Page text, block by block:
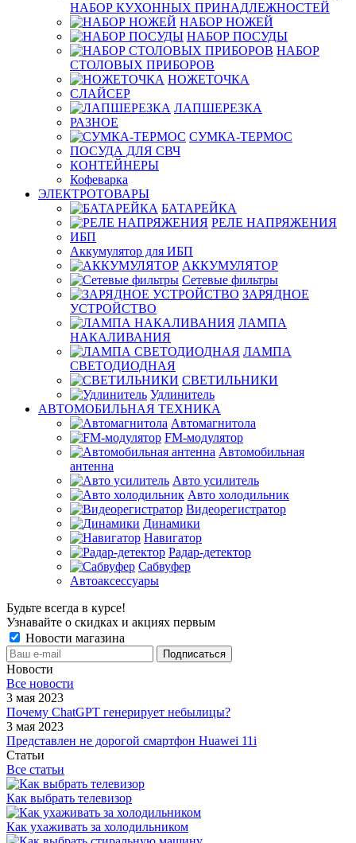
НАБОР КУХОННЫХ ПРИНАДЛЕЖНОСТЕЙ
НАБОР НОЖЕЙ
НАБОР ПОСУДЫ
НАБОР
СТОЛОВЫХ ПРИБОРОВ
НОЖЕТОЧКА
СЛАЙСЕР
ЛАПШЕРЕЗКА
РАЗНОЕ
СУМКА-ТЕРМОС
ПОСУДА ДЛЯ СВЧ
КОНТЕЙНЕРЫ
Кофеварка
ЭЛЕКТРОТОВАРЫ
БАТАРЕЙКА
РЕЛЕ НАПРЯЖЕНИЯ
ИБП
Аккумулятор для ИБП
АККУМУЛЯТОР
Сетевые фильтры
ЗАРЯДНОЕ
УСТРОЙСТВО
ЛАМПА
НАКАЛИВАНИЯ
ЛАМПА
СВЕТОДИОДНАЯ
СВЕТИЛЬНИКИ
Удлинитель
АВТОМОБИЛЬНАЯ ТЕХНИКА
Автомагнитола
FM-модулятор
Автомобильная
антенна
Авто усилитель
Авто холодильник
Видеорегистратор
Динамики
Навигатор
Радар-детектор
Сабвуфер
Автоаксессуары
Будьте всегда в курсе!
Узнавайте о скидках и акциях первым
Новости магазина
Новости
Все новости
3 мая 2023
Почему ChatGPT генерирует небылицы?
3 мая 2023
Представлен не дорогой смартфон Huawei 11i
Статьи
Все статьи
Как выбрать телевизор
Как ухаживать за холодильником